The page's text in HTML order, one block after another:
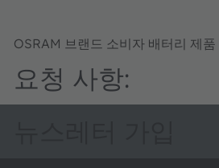
OSRAM 브랜드 소비자 배터리 제
요청 사항: